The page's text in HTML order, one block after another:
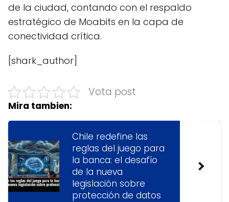
de la ciudad, contando con el respaldo
estratégico de Moabits en la capa de
conectividad crítica.
[shark_author]
Vota post
Mira tambien:
Chile redefine las
reglas del juego para
la banca: el desafío
de la nueva
legislación sobre
protección de datos